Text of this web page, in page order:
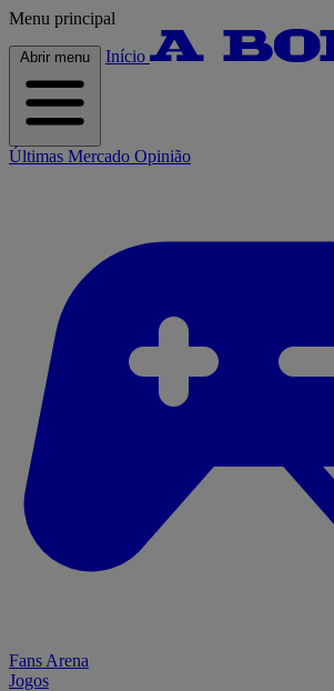
Menu principal
Abrir menu Início
Últimas Mercado Opinião
Fans Arena
Jogos